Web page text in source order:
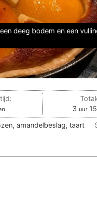
deeg bodem en een
3 uur
uur 15
amandelbeslag, taart